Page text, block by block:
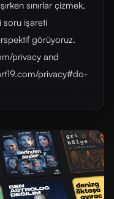
sınırlar çizmek,
soru işareti
görüyoruz.
privacy and
privacy#do-